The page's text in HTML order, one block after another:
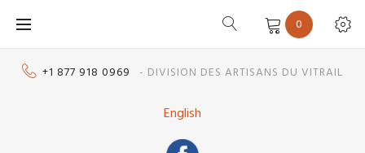
0
+1 877 918 0969 - DIVISION DES ARTISANS DU VITRAIL
English